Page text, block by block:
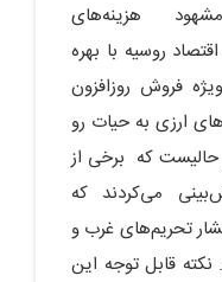
مشهود هزینه‌های
روسیه با بهره
فروش روزافزون
ارزی به حیات رو
حالیست که برخی از
می‌کردند که
تحریم‌های غرب و
نکته قابل توجه این